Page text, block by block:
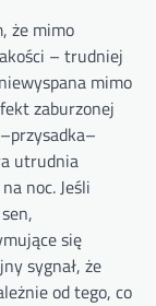
że mimo
– trudniej
mimo
zaburzonej
utrudnia
noc. Jeśli
się
sygnał, że
od tego, co